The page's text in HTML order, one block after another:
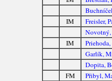
IM
Freisler,
IM
Garlík,
Dopita,
FM
Přibyl,